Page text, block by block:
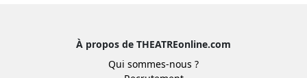
À propos de THEATREonline.com
Qui sommes-nous ?